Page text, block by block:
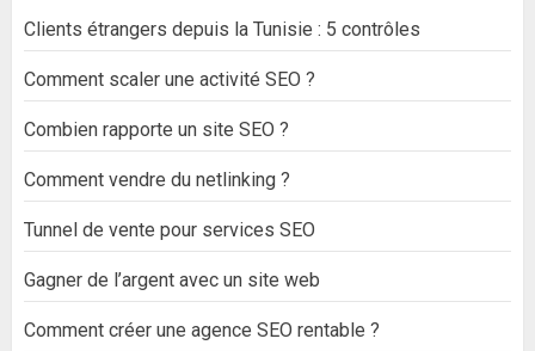
Clients étrangers depuis la Tunisie : 5 contrôles
Comment scaler une activité SEO ?
Combien rapporte un site SEO ?
Comment vendre du netlinking ?
Tunnel de vente pour services SEO
Gagner de l’argent avec un site web
Comment créer une agence SEO rentable ?